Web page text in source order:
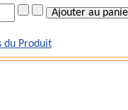
du Produit